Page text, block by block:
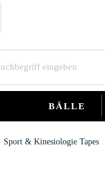
BÄLLE
Sport & Kinesiologie Tapes